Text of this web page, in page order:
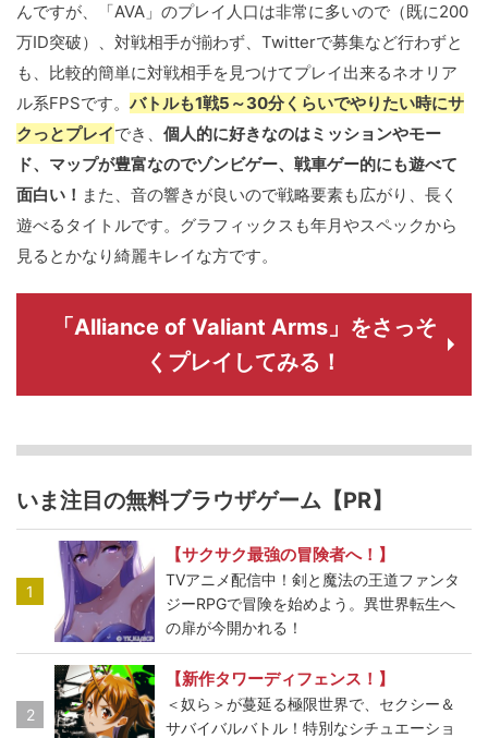
んですが、「AVA」のプレイ人口は非常に多いので（既に200
万ID突破）、対戦相手が揃わず、Twitterで募集など行わずと
も、比較的簡単に対戦相手を見つけてプレイ出来るネオリア
ル系FPSです。 バトルも1戦5～30分くらいでやりたい時にサ
クっとプレイでき、 個人的に好きなのはミッションやモー
ド、マップが豊富なのでゾンビゲー、戦車ゲー的にも遊べて
面白い！ また、音の響きが良いので戦略要素も広がり、長く
遊べるタイトルです。グラフィックスも年月やスペックから
見るとかなり綺麗キレイな方です。
「Alliance of Valiant Arms」をさっそ
くプレイしてみる！
いま注目の無料ブラウザゲーム【PR】
1
【サクサク最強の冒険者へ！】
TVアニメ配信中！剣と魔法の王道ファンタ
ジーRPGで冒険を始めよう。異世界転生へ
の扉が今開かれる！
2
【新作タワーディフェンス！】
＜奴ら＞が蔓延る極限世界で、セクシー＆
サバイバルバトル！特別なシチュエーショ